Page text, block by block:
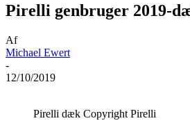
Pirelli genbruger 2019-
Af
Michael Ewert
-
12/10/2019
Pirelli dæk Copyright Pirelli